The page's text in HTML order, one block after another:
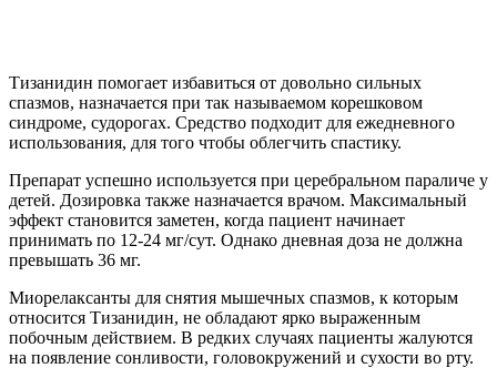
Тизанидин помогает избавиться от довольно сильных
спазмов, назначается при так называемом корешковом
синдроме, судорогах. Средство подходит для ежедневного
использования, для того чтобы облегчить спастику.
Препарат успешно используется при церебральном параличе у
детей. Дозировка также назначается врачом. Максимальный
эффект становится заметен, когда пациент начинает
принимать по 12-24 мг/сут. Однако дневная доза не должна
превышать 36 мг.
Миорелаксанты для снятия мышечных спазмов, к которым
относится Тизанидин, не обладают ярко выраженным
побочным действием. В редких случаях пациенты жалуются
на появление сонливости, головокружений и сухости во рту.